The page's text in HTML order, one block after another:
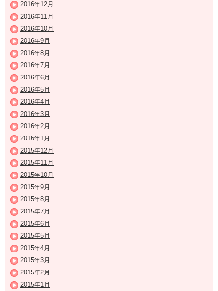
2016年12月
2016年11月
2016年10月
2016年9月
2016年8月
2016年7月
2016年6月
2016年5月
2016年4月
2016年3月
2016年2月
2016年1月
2015年12月
2015年11月
2015年10月
2015年9月
2015年8月
2015年7月
2015年6月
2015年5月
2015年4月
2015年3月
2015年2月
2015年1月